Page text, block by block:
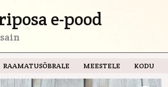
e-pood
RAAMATUSÕBRALE MEESTELE KODU